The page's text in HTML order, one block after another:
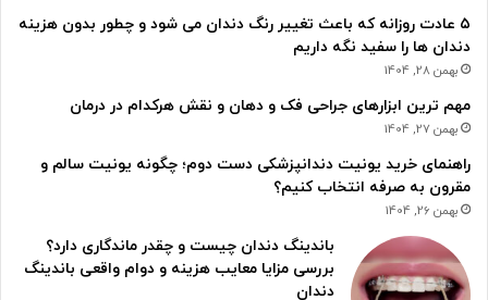
۵ عادت روزانه که باعث تغییر رنگ دندان می شود و چطور بدون هزینه
دندان ها را سفید نگه داریم
بهمن 28, 1404
مهم ترین ابزارهای جراحی فک و دهان و نقش هرکدام در درمان
بهمن 27, 1404
راهنمای خرید یونیت دندانپزشکی دست دوم؛ چگونه یونیت سالم و
مقرون به صرفه انتخاب کنیم؟
بهمن 26, 1404
باندینگ دندان چیست و چقدر ماندگاری دارد؟
بررسی مزایا معایب هزینه و دوام واقعی باندینگ
دندان